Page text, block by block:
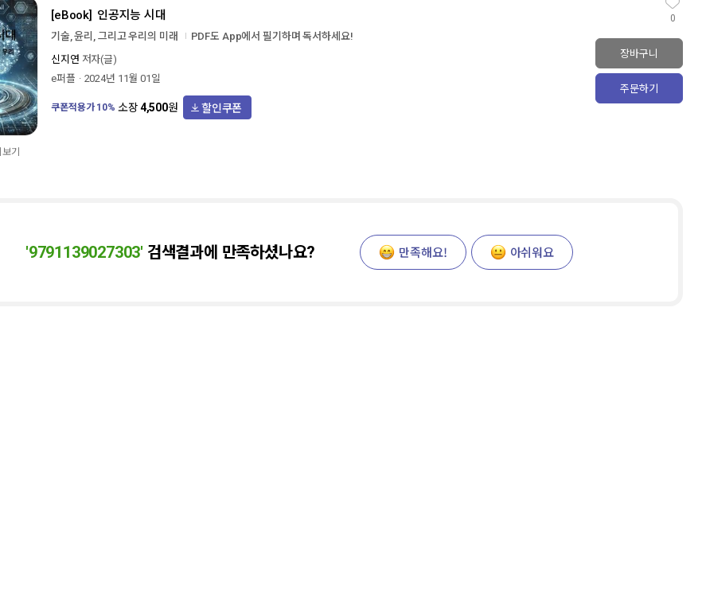
기
[eBook] 인공지능 시대
기술, 윤리, 그리고 우리의 미래
PDF도 App에서 필기하며 독서하세요!
신지연 저자(글)
e퍼플
2024년 11월 01일
쿠폰적용가10% 소장4,500원 할인쿠폰
0
장바구니
주문하기
'9791139027303' 검색결과에 만족하셨나요? 만족해요! 아쉬워요